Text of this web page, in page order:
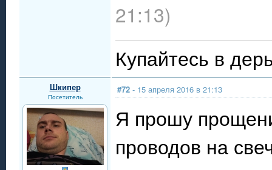
21:13)
Купайтесь в
Шкипер
Посетитель
#72 - 15 апреля 2016 в 21:13
Я прошу
проводов на